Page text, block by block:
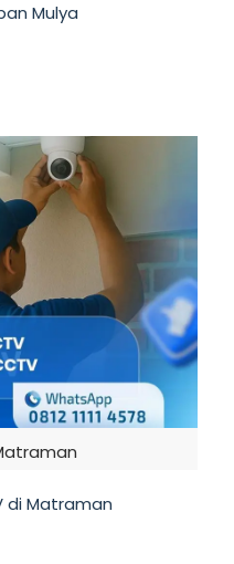
Mulya
di Matraman